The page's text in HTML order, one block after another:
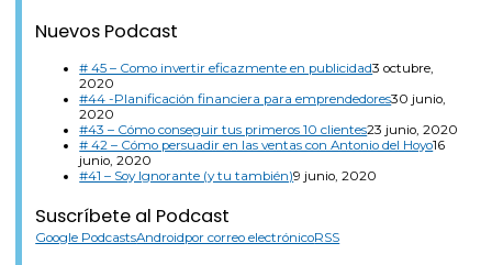
Nuevos Podcast
# 45 – Como invertir eficazmente en publicidad3 octubre,
2020
#44 -Planificación financiera para emprendedores30 junio,
2020
#43 – Cómo conseguir tus primeros 10 clientes23 junio, 2020
# 42 – Cómo persuadir en las ventas con Antonio del Hoyo16
junio, 2020
#41 – Soy Ignorante (y tu también)9 junio, 2020
Suscríbete al Podcast
Google PodcastsAndroidpor correo electrónicoRSS